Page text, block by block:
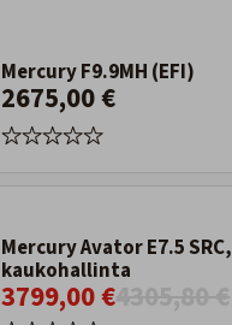
Mercury F9.9MH (EFI)
2675,00 €
Mercury Avator E7.5 SRC,
kaukohallinta
3799,00 €